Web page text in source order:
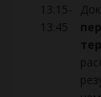
13:15-
13:45